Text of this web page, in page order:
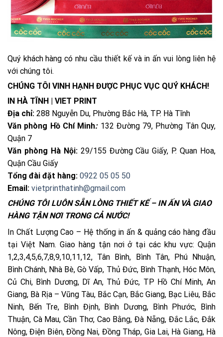
Quý khách hàng có nhu cầu thiết kế và in ấn vui lòng liên hệ
với chúng tôi.
CHÚNG TÔI VINH HẠNH ĐƯỢC PHỤC VỤC QUÝ KHÁCH!
IN HÀ TĨNH | VIET PRINT
Địa chỉ: 288 Nguyễn Du, Phường Bắc Hà, TP. Hà Tĩnh
Văn phòng Hồ Chí Minh:132 Đường 79, Phường Tân Quy,
Quận 7
Văn phòng Hà Nội:29/155 Đường Cầu Giấy, P. Quan Hoa,
Quận Cầu Giấy
Tổng đài đặt hàng: 0922 05 05 50
Email: vietprinthatinh@gmail.com
CHÚNG TÔI LUÔN SẴN LÒNG THIẾT KẾ – IN ẤN VÀ GIAO
HÀNG TẬN NƠI TRONG CẢ NƯỚC!
In Chất Lượng Cao – Hệ thống in ấn & quảng cáo hàng đầu
tại Việt Nam. Giao hàng tận nơi ở tại các khu vực: Quận
1,2,3,4,5,6,7,8,9,10,11,12, Tân Bình, Bình Tân, Phú Nhuận,
Bình Chánh, Nhà Bè, Gò Vấp, Thủ Đức, Bình Thạnh, Hóc Môn,
Củ Chi, Bình Dương, Dĩ An, Thủ Đức, TP Hồ Chí Minh, An
Giang, Bà Rịa – Vũng Tàu, Bắc Cạn, Bắc Giang, Bạc Liêu, Bắc
Ninh, Bến Tre, Bình Định, Bình Dương, Bình Phước, Bình
Thuận, Cà Mau, Cần Thơ, Cao Bằng, Đà Nẵng, Đắc Lắc, Đắk
Nông, Điện Biên, Đồng Nai, Đồng Tháp, Gia Lai, Hà Giang, Hà